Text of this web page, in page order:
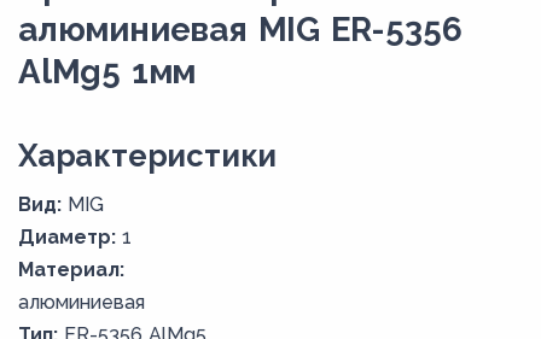
алюминиевая MIG ER-5356
AlMg5 1мм
Xарактеристики
Вид: MIG
Диаметр: 1
Материал:
алюминиевая